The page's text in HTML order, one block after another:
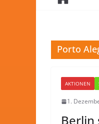
Porto
AKTIONEN
1.
Berlin